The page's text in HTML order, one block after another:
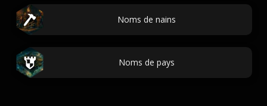
Noms de nains
Noms de pays